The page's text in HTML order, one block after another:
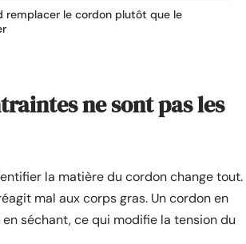
remplacer le cordon plutôt que le
ne sont pas les
la matière du cordon change tout.
mal aux corps gras. Un cordon en
séchant, ce qui modifie la tension du